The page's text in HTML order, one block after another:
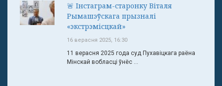
🚨 Інстаграм-старонку Віталя
Рымашэўскага прызналі
«экстрэмісцкай»
16 верасня 2025, 16:30
11 верасня 2025 года суд Пухавіцкага раёна
Мінскай вобласці ўнёс ...